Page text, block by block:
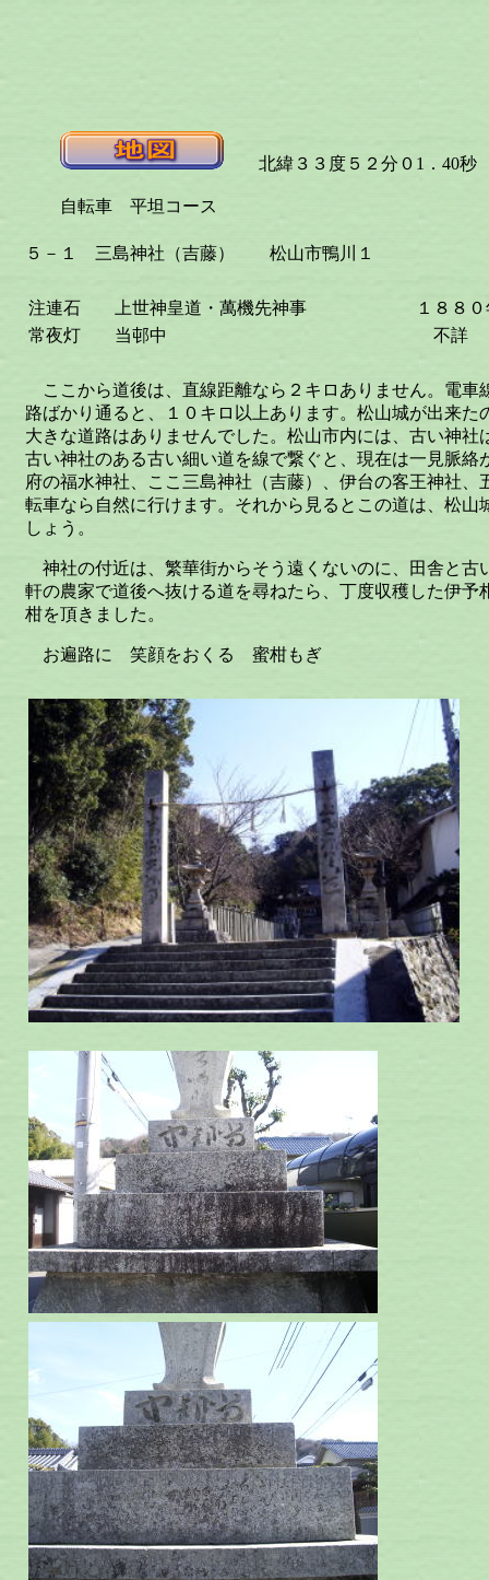
北緯３３度５２分０1．40秒
自転車 平坦コース
５－１ 三島神社（吉藤） 松山市鴨川１
注連石 上世神皇道・萬機先神事
１８８
常夜灯
当邨中 不詳
ここから道後は、直線距離なら２キロありません。電車
路ばかり通ると、１０キロ以上あります。松山城が出来
大きな道路はありませんでした。松山市内には、古い神
古い神社のある古い細い道を線で繋ぐと、現在は一見脈
府の福水神社、ここ三島神社（吉藤）、伊台の客王神社
転車なら自然に行けます。それから見るとこの道は、松
しょう。
神社の付近は、繁華街からそう遠くないのに、田舎と古
軒の農家で道後へ抜ける道を尋ねたら、丁度収穫した伊
柑を頂きました。
お遍路に 笑顔をおくる 蜜柑もぎ